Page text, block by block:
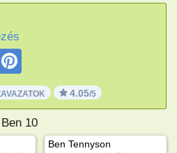
4.05/5
10
Ben Tennyson